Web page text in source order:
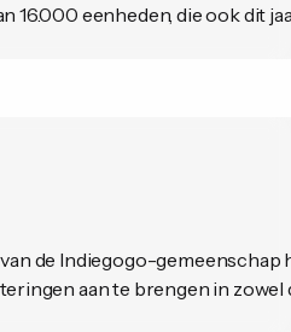
16.000 eenheden, die ook dit
de Indiegogo-
aan te brengen in zowel